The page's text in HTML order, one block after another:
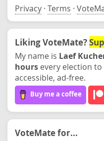
Privacy · Terms ·
Liking VoteMate?
My name is Laef
hours every election
accessible, ad-free.
Buy me a coffee
VoteMate for...